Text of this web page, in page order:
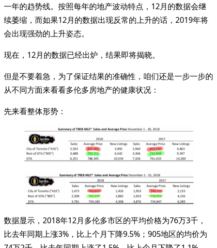
一年的趋势线。按照每年的地产波动特点，12月的数据会继
续萎缩，而如果12月的数据出现反常的上升的话，2019年将
会出现强劲的上升姿态。
现在，12月的数据已经出炉，结果即将揭晓。
但是不要着急，为了保证结果的准确性，咱们还是一步一步的
从不同方面来看看多伦多房地产的健康状况：
先来看整体形势：
数据显示，2018年12月多伦多市区的平均价格为76万3千，
比去年同期上涨3%，比上个月下降9.5%；905地区的均价为